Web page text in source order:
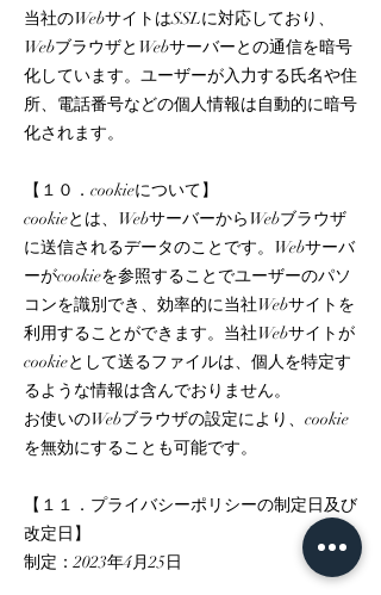
当社のWebサイトはSSLに対応しており、
WebブラウザとWebサーバーとの通信を暗号
化しています。ユーザーが入力する氏名や住
所、電話番号などの個人情報は自動的に暗号
化されます。
【１０．cookieについて】
cookieとは、WebサーバーからWebブラウザ
に送信されるデータのことです。Webサーバ
ーがcookieを参照することでユーザーのパソ
コンを識別でき、効率的に当社Webサイトを
利用することができます。当社Webサイトが
cookieとして送るファイルは、個人を特定す
るような情報は含んでおりません。
お使いのWebブラウザの設定により、cookie
を無効にすることも可能です。
【１１．プライバシーポリシーの制定日及び
改定日】
制定：2023年4月25日